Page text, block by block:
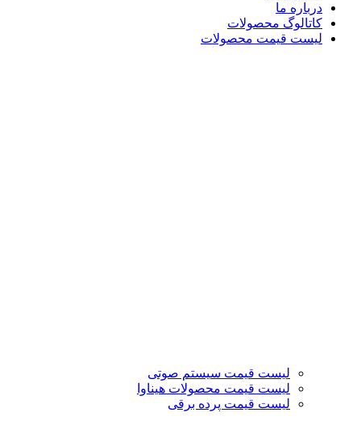
درباره ما
کاتالوگ محصولات
لیست قیمت محصولات
لیست قیمت سیستم صوتی
لیست قیمت محصولات هیناوا
لیست قیمت پرده برقی